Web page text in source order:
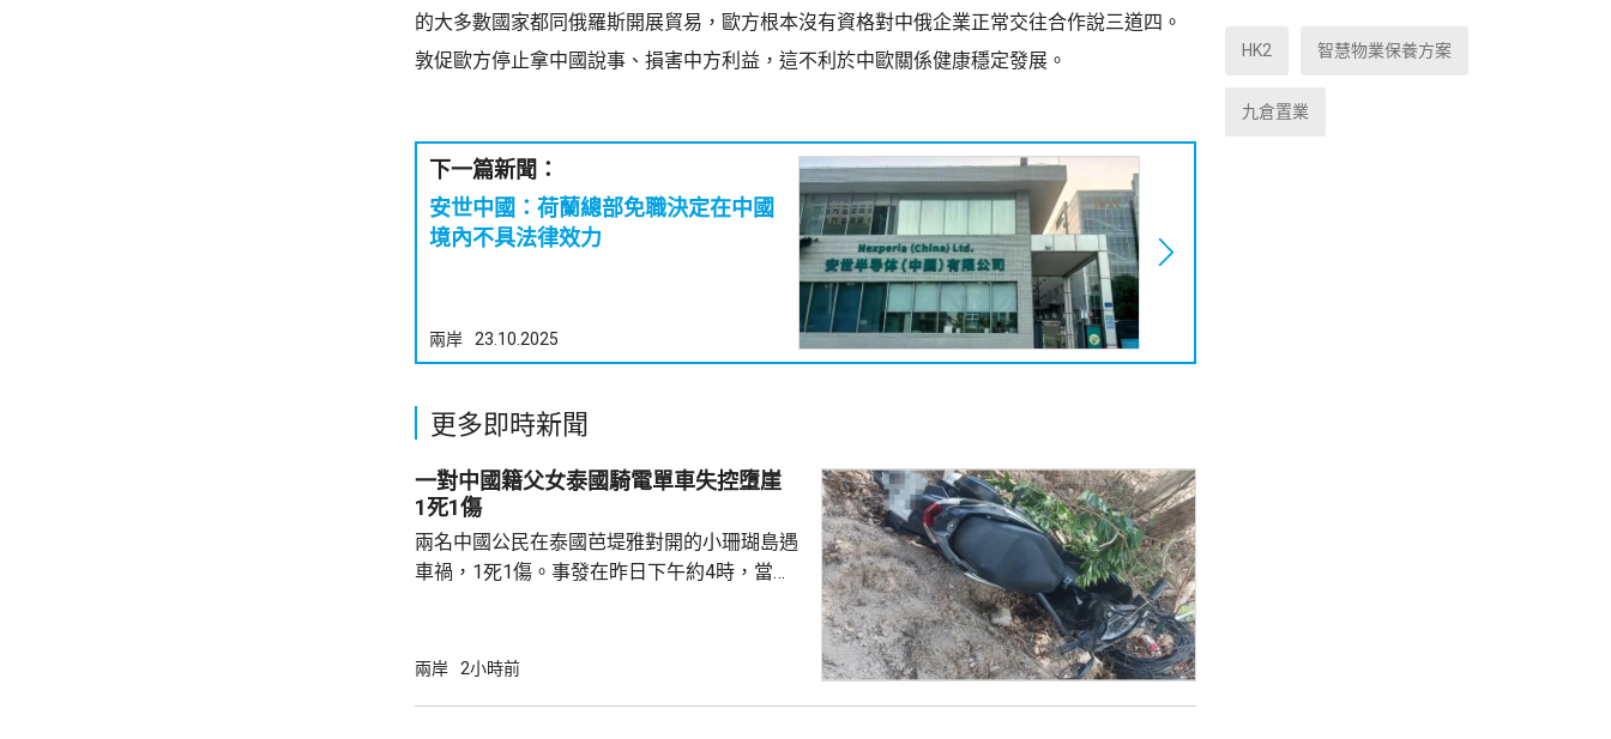
的大多數國家都同俄羅斯開展貿易，歐方根本沒有資格對中俄企業正常交往合作說三道四。
敦促歐方停止拿中國說事、損害中方利益，這不利於中歐關係健康穩定發展。
下一篇新聞：
安世中國：荷蘭總部免職決定在中國
境內不具法律效力
兩岸 23.10.2025
更多即時新聞
一對中國籍父女泰國騎電單車失控墮崖
1死1傷
兩名中國公民在泰國芭堤雅對開的小珊瑚島遇
車禍，1死1傷。事發在昨日下午約4時，當地
歲父親當場死亡，年約30歲的女兒受傷送院救
兩岸 2小時前
HK2 智慧物業保養方案
九倉置業